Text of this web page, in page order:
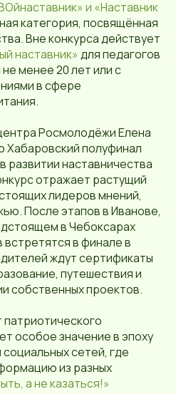
и «Наставник
категория, посвящённая
Вне конкурса действует
наставник» для педагогов
менее 20 лет или с
в сфере
Росмолодёжи Елена
Хабаровский полуфинал
развитии наставничества
отражает растущий
лидеров мнений,
После этапов в Иванове,
в Чебоксарах
встретятся в финале в
ждут сертификаты
путешествия и
собственных проектов.
особое значение в эпоху
сетей, где
из разных
а не казаться!»